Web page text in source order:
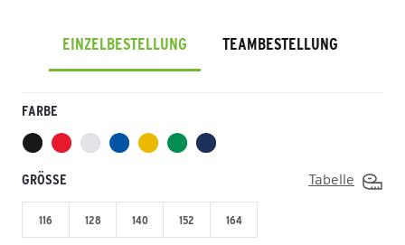
EINZELBESTELLUNG TEAMBESTELLUNG
FARBE
GRÖSSE Tabelle
116 128 140 152 164